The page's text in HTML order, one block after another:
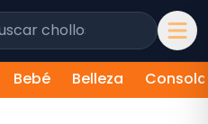
y tiendas
Bebé Belleza